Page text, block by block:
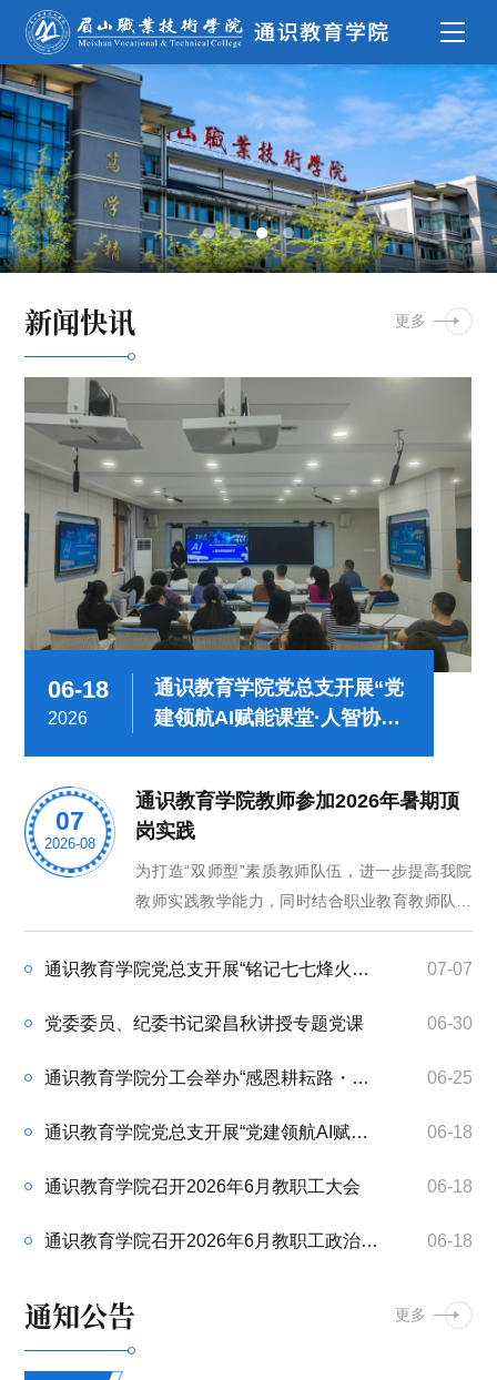
新闻快讯 更多
06-18
2026
通识教育学院党总支开展“党
建领航AI赋能课堂·人智协同
07
2026-08
通识教育学院教师参加2026年暑期顶
岗实践
为打造“双师型”素质教师队伍，进一步提高我院
教师实践教学能力，同时结合职业教育教师队伍
建设的要求，2026 年暑期，通识教育学院遴选 6
名教师分赴文旅管委会、科技企业、文旅投资公
实践锻炼，以一线实践积蓄育人动能。本次顶岗
中文、计算机、英语三个教研室。中文教研室张
究科技术顾问，深耕东坡文化保护与文旅课题实
通识教育学院党总支开展“铭记七七烽火岁月 传承伟大抗战精神”主题党日活动 07-07
党委委员、纪委书记梁昌秋讲授专题党课 06-30
通识教育学院分工会举办“感恩耕耘路・薪火永相传”退休教师座谈会 06-25
通识教育学院党总支开展“党建领航AI赋能课堂·人智协同深耕育人初心“主题党日活动 06-18
通识教育学院召开2026年6月教职工大会 06-18
通识教育学院召开2026年6月教职工政治理论学习会 06-18
通知公告 更多